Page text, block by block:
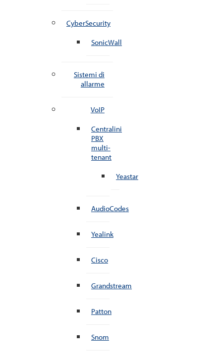
CyberSecurity
SonicWall
Sistemi di
allarme
VoIP
Centralini
PBX
multi-
tenant
Yeastar
AudioCodes
Yealink
Cisco
Grandstream
Patton
Snom